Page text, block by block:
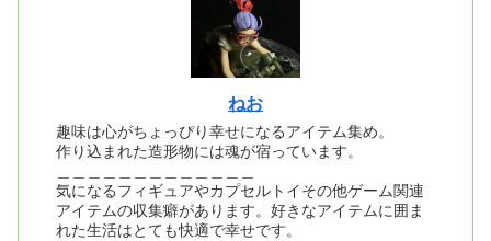
ねお
趣味は心がちょっぴり幸せになるアイテム集め。
作り込まれた造形物には魂が宿っています。
気になるフィギュアやカプセルトイその他ゲーム関連
アイテムの収集癖があります。好きなアイテムに囲ま
れた生活はとても快適で幸せです。